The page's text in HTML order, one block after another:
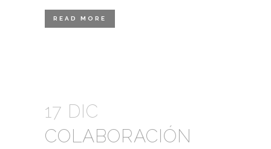
READ MORE
17 DIC
COLABORACIÓN